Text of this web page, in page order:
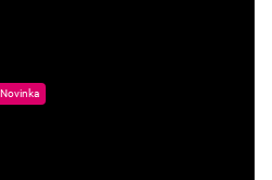
Novinka